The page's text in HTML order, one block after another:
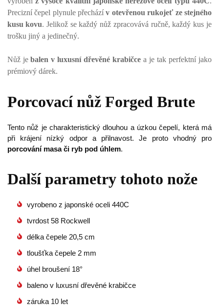
Precizní čepel plynule přechází v otevřenou rukojeť ze stejného
kusu kovu. Jelikož se každý nůž zpracovává ručně, každý kus je
trošku jiný a jedinečný.
Nůž je balen v luxusní dřevěné krabičce a je tak perfektní jako
prémiový dárek.
Porcovací nůž Forged Brute
Tento nůž je charakteristický dlouhou a úzkou čepelí, která má
při krájení nízký odpor a přilnavost. Je proto vhodný pro
porcování masa či ryb pod úhlem.
Další parametry tohoto nože
vyrobeno z japonské oceli 440C
tvrdost 58 Rockwell
délka čepele 20,5 cm
tloušťka čepele 2 mm
úhel broušení 18°
baleno v luxusní dřevěné krabičce
záruka 10 let